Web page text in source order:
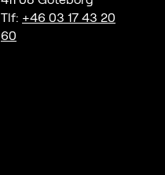
Tlf: +46 03 17 43 20
60